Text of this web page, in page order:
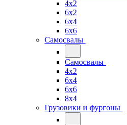
4x2
6x2
6x4
6x6
Самосвалы
Самосвалы
4x2
6x4
6x6
8x4
Грузовики и фургоны